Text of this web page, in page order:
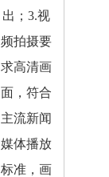
出；3.视
频拍摄要
求高清画
面，符合
主流新闻
媒体播放
标准，画